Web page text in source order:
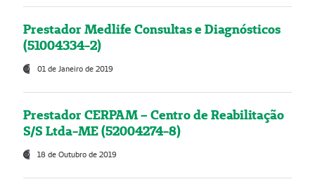
Prestador Medlife Consultas e Diagnósticos
(51004334-2)
01 de Janeiro de 2019
Prestador CERPAM – Centro de Reabilitação
S/S Ltda-ME (52004274-8)
18 de Outubro de 2019